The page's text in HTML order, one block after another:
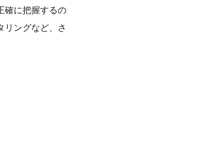
確に把握するの
リングなど、さ